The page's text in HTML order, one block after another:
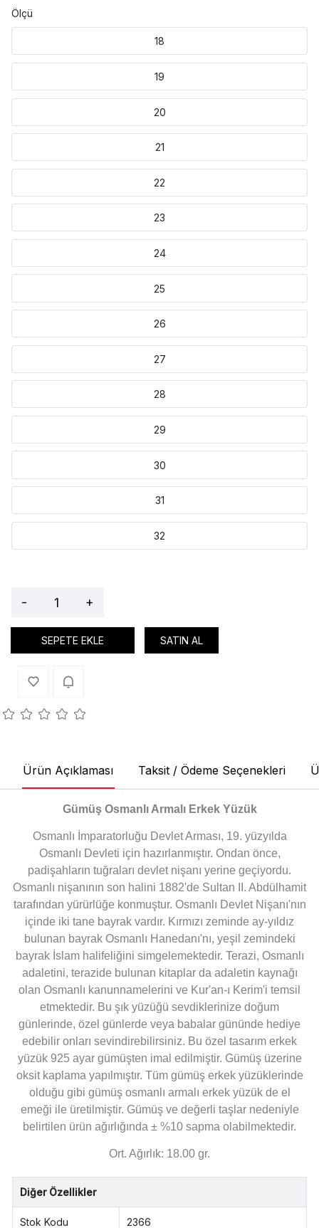
Ölçü
18
19
20
21
22
23
24
25
26
27
28
29
30
31
32
- +
SEPETE EKLE SATIN AL
Ürün Açıklaması Taksit / Ödeme Seçenekleri
Gümüş Osmanlı Armalı Erkek Yüzük
Osmanlı İmparatorluğu Devlet Arması, 19. yüzyılda
Osmanlı Devleti için hazırlanmıştır. Ondan önce,
padişahların tuğraları devlet nişanı yerine geçiyordu.
Osmanlı nişanının son halini 1882'de Sultan II. Abdülhamit
tarafından yürürlüğe konmuştur. Osmanlı Devlet Nişanı'nın
içinde iki tane bayrak vardır. Kırmızı zeminde ay-yıldız
bulunan bayrak Osmanlı Hanedanı'nı, yeşil zemindeki
bayrak İslam halifeliğini simgelemektedir. Terazi, Osmanlı
adaletini, terazide bulunan kitaplar da adaletin kaynağı
olan Osmanlı kanunnamelerini ve Kur'an-ı Kerim'i temsil
etmektedir. Bu şık yüzüğü sevdiklerinize doğum
günlerinde, özel günlerde veya babalar gününde hediye
edebilir onları sevindirebilirsiniz. Bu özel tasarım erkek
yüzük 925 ayar gümüşten imal edilmiştir. Gümüş üzerine
oksit kaplama yapılmıştır. Tüm gümüş erkek yüzüklerinde
olduğu gibi gümüş osmanlı armalı erkek yüzük de el
emeği ile üretilmiştir. Gümüş ve değerli taşlar nedeniyle
belirtilen ürün ağırlığında ± %10 sapma olabilmektedir.
Ort. Ağırlık: 18.00 gr.
Diğer Özellikler
Stok Kodu 2366